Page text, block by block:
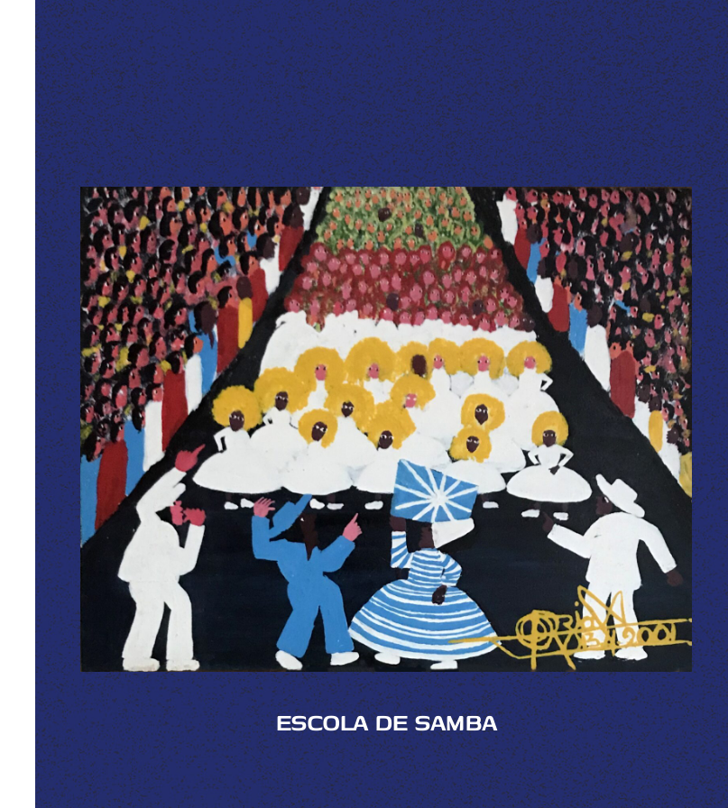
ESCOLA DE SAMBA